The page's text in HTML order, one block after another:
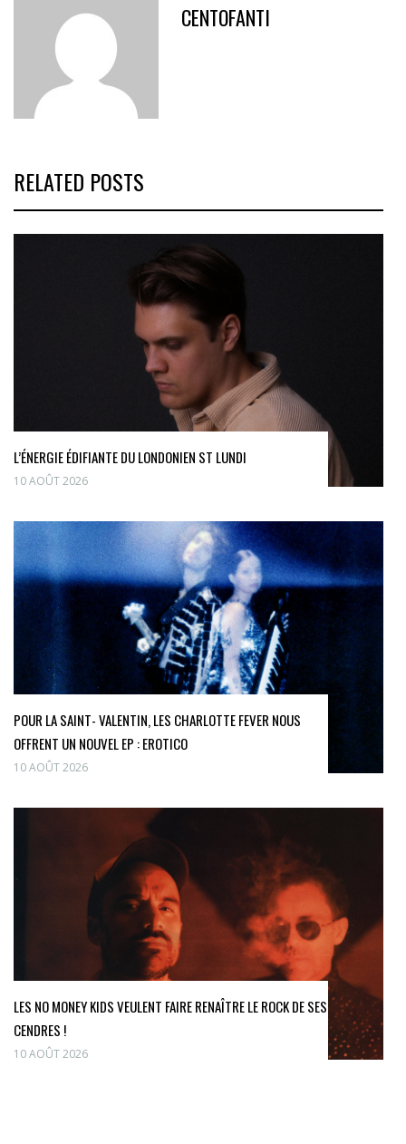
CENTOFANTI
RELATED POSTS
L’ÉNERGIE ÉDIFIANTE DU LONDONIEN ST LUNDI
10 AOÛT 2026
POUR LA SAINT- VALENTIN, LES CHARLOTTE FEVER NOUS
OFFRENT UN NOUVEL EP : EROTICO
10 AOÛT 2026
LES NO MONEY KIDS VEULENT FAIRE RENAÎTRE LE ROCK DE SES
CENDRES !
10 AOÛT 2026